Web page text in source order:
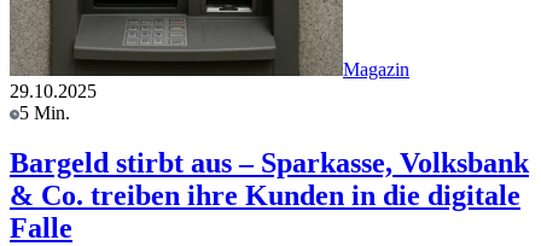
Magazin
29.10.2025
5 Min.
Bargeld stirbt aus – Sparkasse, Volksbank
& Co. treiben ihre Kunden in die digitale
Falle